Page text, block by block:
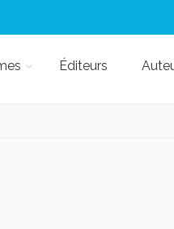
Éditeurs